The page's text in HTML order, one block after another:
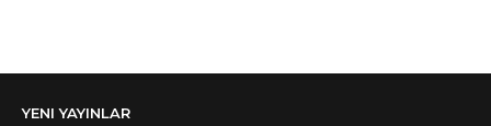
şifre ?
YENI YAYINLAR